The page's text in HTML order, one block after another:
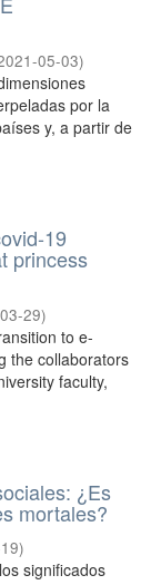
05-03)
por la
y, a partir de
19
princess
29)
to e-
the collaborators
faculty,
¿Es
mortales?
)
significados